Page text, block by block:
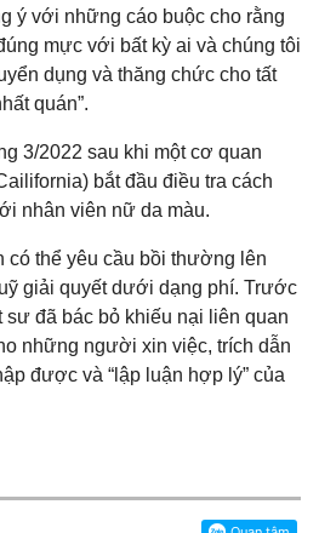
ý với những cáo buộc cho rằng
mực với bất kỳ ai và chúng tôi
dụng và thăng chức cho tất
quán”.
3/2022 sau khi một cơ quan
bắt đầu điều tra cách
nhân viên nữ da màu.
có thể yêu cầu bồi thường lên
giải quyết dưới dạng phí. Trước
đã bác bỏ khiếu nại liên quan
những người xin việc, trích dẫn
được và “lập luận hợp lý” của